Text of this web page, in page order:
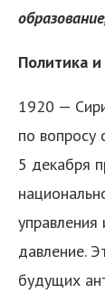
Политика
1920 —
по вопросу
5 декабря
давление.
будущих